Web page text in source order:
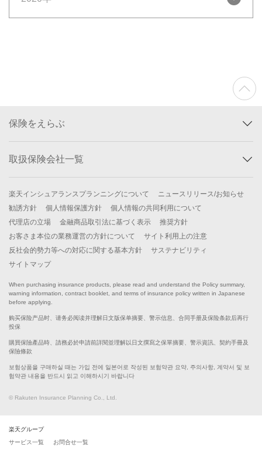
保険をえらぶ
取扱保険会社一覧
楽天インシュアランスプランニングについて
ニュースリリース/お知らせ
勧誘方針
個人情報保護方針
個人情報の共同利用について
代理店の立場
金融商品取引法に基づく表示
推奨方針
お客さま本位の業務運営の方針について
サイト利用上の注意
反社会的勢力等への対応に関する基本方針
サステナビリティ
サイトマップ
When purchasing insurance products, please read and understand the Policy summary,
warning information, contract booklet, and terms of insurance policy written in Japanese
before applying.
购买保险产品时、请务必阅读并理解日文版保单摘要、警示信息、合同手册及保险条款后再行
投保
購買保險產品時、請務必於申請前詳閱並理解以日文撰寫之保單摘要、警示資訊、契約手冊及
保險條款
보험상품을 구매하실 때는 가입 전에 일본어로 작성된 보험약관 요약, 주의사항, 계약서 및 보
험약관 내용을 반드시 읽고 이해하시기 바랍니다
© Rakuten Insurance Planning Co., Ltd.
楽天グループ
サービス一覧
お問合せ一覧